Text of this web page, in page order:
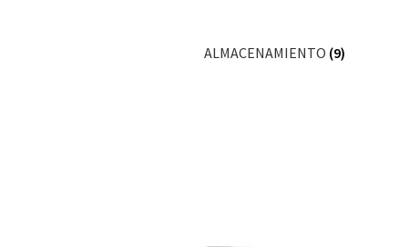
ALMACENAMIENTO (9)